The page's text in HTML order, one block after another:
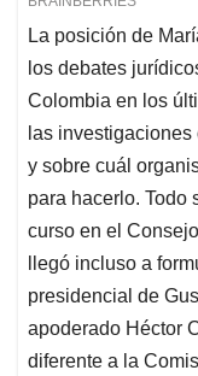
La posición de
los debates
Colombia en los
las
y sobre cuál
para hacerlo. Todo
curso en el
llegó incluso a
presidencial de
apoderado Héctor
diferente a la